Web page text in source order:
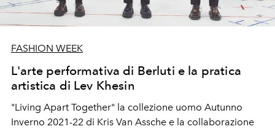
FASHION WEEK
L'arte performativa di Berluti e la pratica
artistica di Lev Khesin
"Living Apart Together" la collezione uomo Autunno
Inverno 2021-22 di Kris Van Assche e la collaborazione